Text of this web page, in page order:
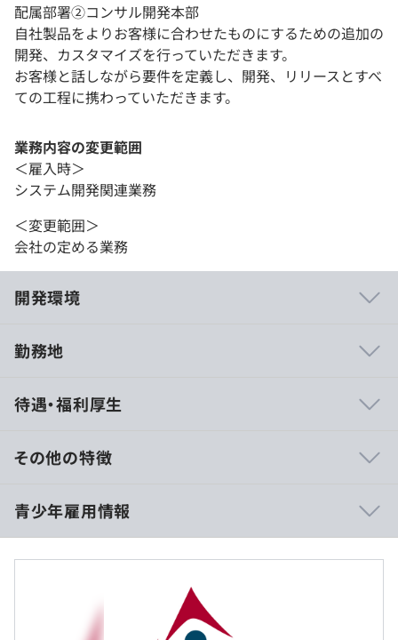
配属部署②コンサル開発本部
自社製品をよりお客様に合わせたものにするための追加の
開発、カスタマイズを行っていただきます。
お客様と話しながら要件を定義し、開発、リリースとすべ
ての工程に携わっていただきます。
業務内容の変更範囲
＜雇入時＞
システム開発関連業務
＜変更範囲＞
会社の定める業務
開発環境
先輩社員が多数在籍しています。
からITの基礎知識、実務につながるスキルまで段階的に学
べるため、文系出身の方やプログラミング未経験の方でも
また、若手社員発信の勉強会や技術共有のプラットフォー
ムも活発で、 「学びたい」「成長したい」という気持ち
が自然と行動につながる文化があります。 人とつながり
勤務地
待遇・福利厚生
月例給与：367,143円
（基本給：224,143円、LPP支援金：73,000円、固定時間
外勤務手当：70,000円）
その他の特徴
青少年雇用情報
過去３年間の新卒採用者数・離職者数
前年度 採用者数33人 離職者数0人